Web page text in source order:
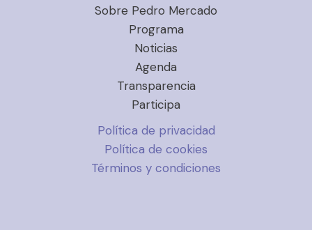
Sobre Pedro Mercado
Programa
Noticias
Agenda
Transparencia
Participa
Política de privacidad
Política de cookies
Términos y condiciones